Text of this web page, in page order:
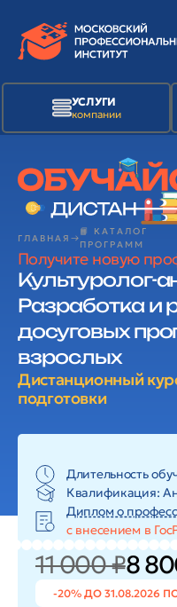
УСЛУГИ
компании
ГЛАВНАЯ
📙 КАТАЛОГ
ПРОГРАММ
Получите новую
Культуролог-
Разработка и
досуговых
взрослых
Дистанционный
подготовки
Длительность
Квалификация:
Диплом о
с внесением в
11 000 ₽8
-20% ДО 31.08.2026